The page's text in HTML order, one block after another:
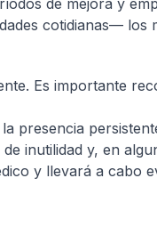
de mejora y
cotidianas— los
Es importante
presencia
inutilidad y, en
y llevará a cabo